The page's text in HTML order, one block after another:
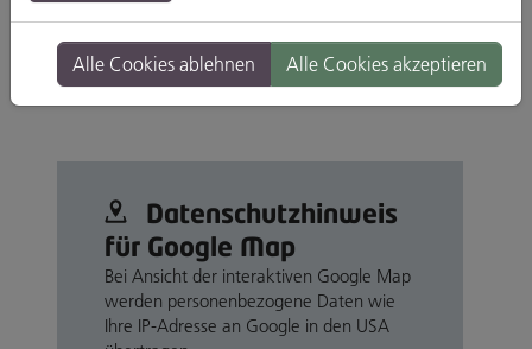
Gesandtenstraße 12, 93047 Regensburg
Branche: Bars
Standort: Altstadt
Datenschutz­hinweis
für Google Map
Bei Ansicht der interaktiven Google Map
werden personenbezogene Daten wie
Ihre IP-Adresse an Google in den USA
Alle Cookies ablehnen Alle Cookies akzeptieren